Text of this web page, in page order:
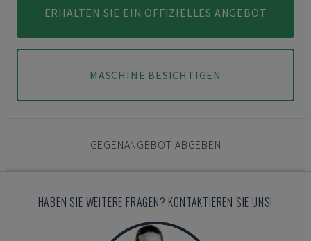
ERHALTEN SIE EIN OFFIZIELLES ANGEBOT
MASCHINE BESICHTIGEN
GEGENANGEBOT ABGEBEN
HABEN SIE WEITERE FRAGEN? KONTAKTIEREN SIE UNS!